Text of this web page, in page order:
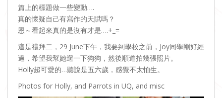
篇上的標題做一些變動….
真的懷疑自己有寫作的天賦嗎？
恩～看起來真的是沒有才是….+_=
這是禮拜二，29 June下午，我要到學校之前，Joy同學剛好經
過，希望我幫她遛一下狗狗，然後順道拍幾張照片。
Holly超可愛的…聽說是五六歲，感覺不太怕生。
Photos for Holly, and Parrots in UQ, and misc